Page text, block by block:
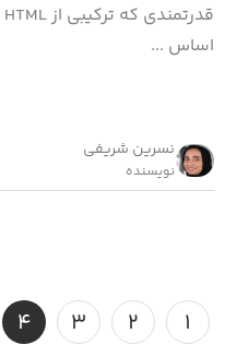
اساس ...
نسرین شریفی
نویسنده
۱ ۲ ۳ ۴